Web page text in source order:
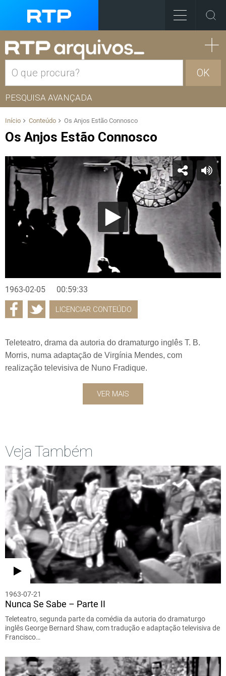
OK
PESQUISA AVANÇADA
Início Conteúdo Os Anjos Estão Connosco
Os Anjos Estão Connosco
1963-02-05 00:59:33
LICENCIAR CONTEÚDO
Teleteatro, drama da autoria do dramaturgo inglês T. B.
Morris, numa adaptação de Virgínia Mendes, com
realização televisiva de Nuno Fradique.
VER MAIS
Veja Também
1963-07-21
Nunca Se Sabe – Parte II
Teleteatro, segunda parte da comédia da autoria do dramaturgo
inglês George Bernard Shaw, com tradução e adaptação televisiva de
Francisco…